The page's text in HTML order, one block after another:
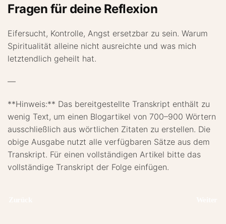
Fragen für deine Reflexion
Eifersucht, Kontrolle, Angst ersetzbar zu sein. Warum
Spiritualität alleine nicht ausreichte und was mich
letztendlich geheilt hat.
—
**Hinweis:** Das bereitgestellte Transkript enthält zu
wenig Text, um einen Blogartikel von 700–900 Wörtern
ausschließlich aus wörtlichen Zitaten zu erstellen. Die
obige Ausgabe nutzt alle verfügbaren Sätze aus dem
Transkript. Für einen vollständigen Artikel bitte das
vollständige Transkript der Folge einfügen.